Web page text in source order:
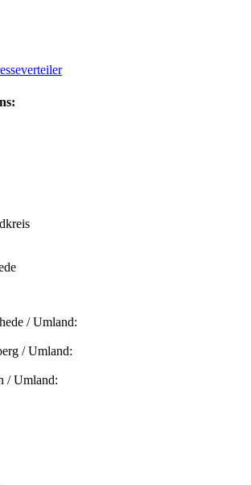
/ Umland:
/ Umland:
/ Umland: